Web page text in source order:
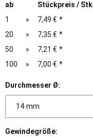
ab
Stückpreis / Stk
1
» 7,49 € *
20
» 7,35 € *
50
» 7,21 € *
100
» 7,00 € *
Durchmesser Ø:
14 mm
Gewindegröße: